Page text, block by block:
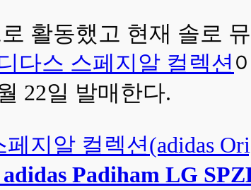
활동했고 현재 솔로
다스 스페지알 컬렉션
22일 발매한다.
페지알 컬렉션(adidas
Padiham LG